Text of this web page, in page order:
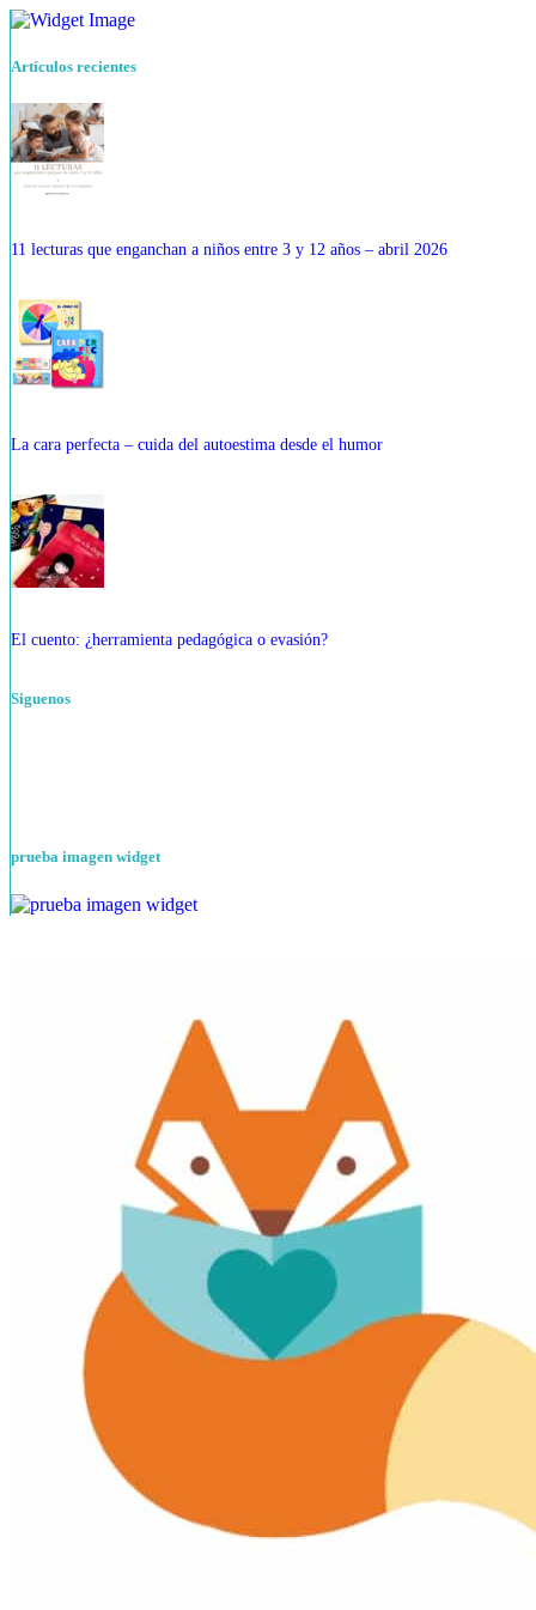
Artículos recientes
11 lecturas que enganchan a niños entre 3 y 12 años – abril 2026
La cara perfecta – cuida del autoestima desde el humor
El cuento: ¿herramienta pedagógica o evasión?
Siguenos
prueba imagen widget